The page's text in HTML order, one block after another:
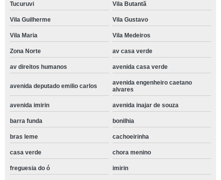
Tucuruvi Vila Butantã
Vila Guilherme Vila Gustavo
Vila Maria Vila Medeiros
Zona Norte av casa verde
av direitos humanos avenida casa verde
avenida deputado emilio carlos
avenida engenheiro caetano
alvares
avenida imirin avenida inajar de souza
barra funda bonilhia
bras leme cachoeirinha
casa verde chora menino
freguesia do ó imirin